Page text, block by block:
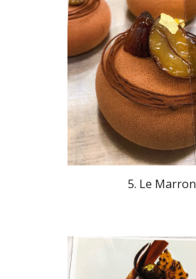
5. Le Marron